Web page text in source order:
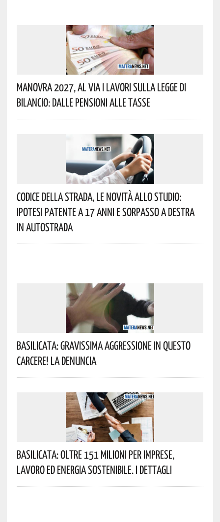
Manovra 2027, Al Via I Lavori Sulla Legge Di
Bilancio: Dalle Pensioni Alle Tasse
Codice Della Strada, Le Novità Allo Studio:
Ipotesi Patente A 17 Anni E Sorpasso A Destra
In Autostrada
Basilicata: Gravissima Aggressione In Questo
Carcere! La Denuncia
Basilicata: Oltre 151 Milioni Per Imprese,
Lavoro Ed Energia Sostenibile. I Dettagli